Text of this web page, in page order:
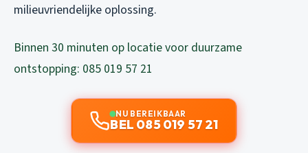
milieuvriendelijke oplossing.
Binnen 30 minuten op locatie voor duurzame
ontstopping: 085 019 57 21
NU BEREIKBAAR
BEL 085 019 57 21